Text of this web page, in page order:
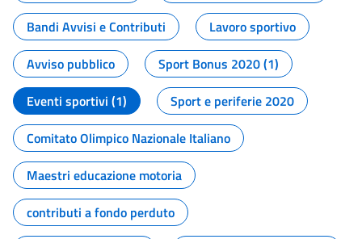
Bandi Avvisi e Contributi
Lavoro sportivo
Avviso pubblico
Sport Bonus 2020 (1)
Eventi sportivi (1)
Sport e periferie 2020
Comitato Olimpico Nazionale Italiano
Maestri educazione motoria
contributi a fondo perduto